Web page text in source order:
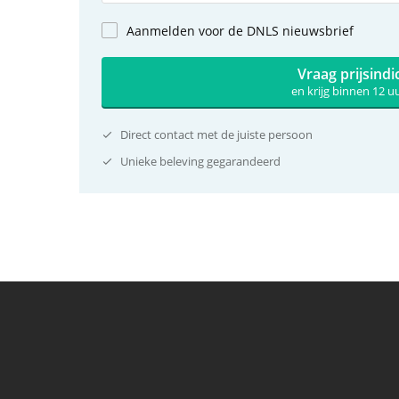
Aanmelden voor de DNLS nieuwsbrief
Vraag
en krijg binnen 12
Direct contact met de juiste persoon
Unieke beleving gegarandeerd